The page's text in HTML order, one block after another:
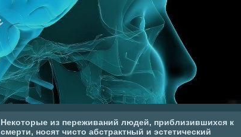
Некоторые из переживаний людей, приблизившихся к
смерти, носят чисто абстрактный и эстетический